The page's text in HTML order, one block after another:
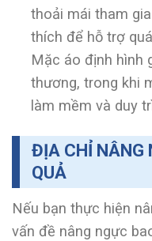
thoải mái tham
thích để hỗ trợ
Mặc áo định hình
thương, trong khi
làm mềm và duy
ĐỊA CHỈ NÂNG
QUẢ
Nếu bạn thực hiện
vấn đề nâng ngực